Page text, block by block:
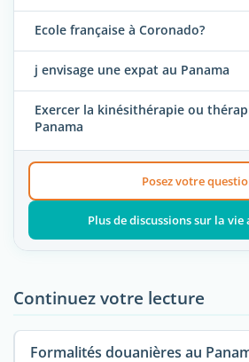
Ecole française à Coronado?
j envisage une expat au Panama
Exercer la kinésithérapie ou
Panama
Posez votre
Plus de discussions sur la vie
Continuez votre lecture
Formalités douanières au